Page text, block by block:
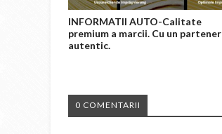
INFORMATII AUTO-Calitate
premium a marcii. Cu un partener
autentic.
0 COMENTARII